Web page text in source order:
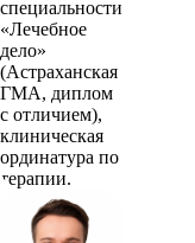
специальности
«Лечебное
дело»
(Астраханская
ГМА, диплом
с отличием),
клиническая
ординатура по
терапии.